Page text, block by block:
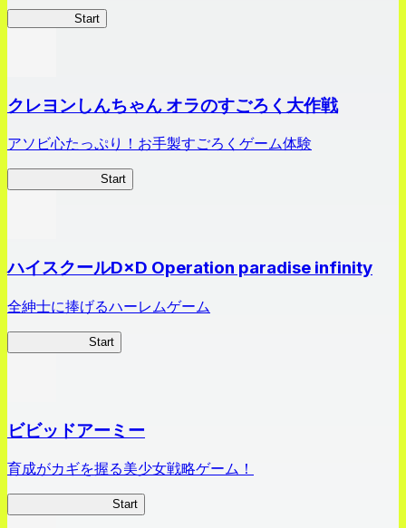
Start
クレヨンしんちゃん オラのすごろく大作戦
アソビ心たっぷり！お手製すごろくゲーム体験
Start
ハイスクールD×D Operation paradise infinity
全紳士に捧げるハーレムゲーム
Start
ビビッドアーミー
育成がカギを握る美少女戦略ゲーム！
Start